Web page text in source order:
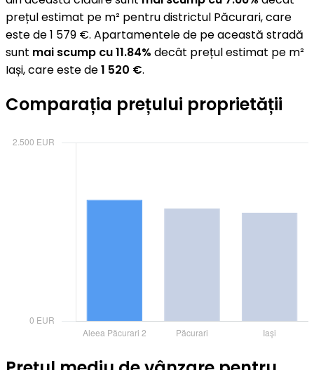
prețul estimat pe m² pentru districtul Păcurari, care
este de 1 579 €. Apartamentele de pe această stradă
sunt mai scump cu 11.84% decât prețul estimat pe m²
Iași, care este de1 520 €.
Comparația prețului proprietății